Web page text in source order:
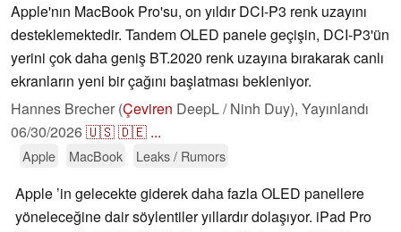
Apple'nın MacBook Pro'su, on yıldır DCI-P3 renk uzayını
desteklemektedir. Tandem OLED panele geçişin, DCI-P3'ün
yerini çok daha geniş BT.2020 renk uzayına bırakarak canlı
ekranların yeni bir çağını başlatması bekleniyor.
Hannes Brecher (Çeviren DeepL / Ninh Duy), Yayınlandı
06/30/2026🇺🇸🇩🇪 ...
Apple MacBook Leaks / Rumors
Apple ’in gelecekte giderek daha fazla OLED panellere
yöneleceğine dair söylentiler yıllardır dolaşıyor. iPad Pro